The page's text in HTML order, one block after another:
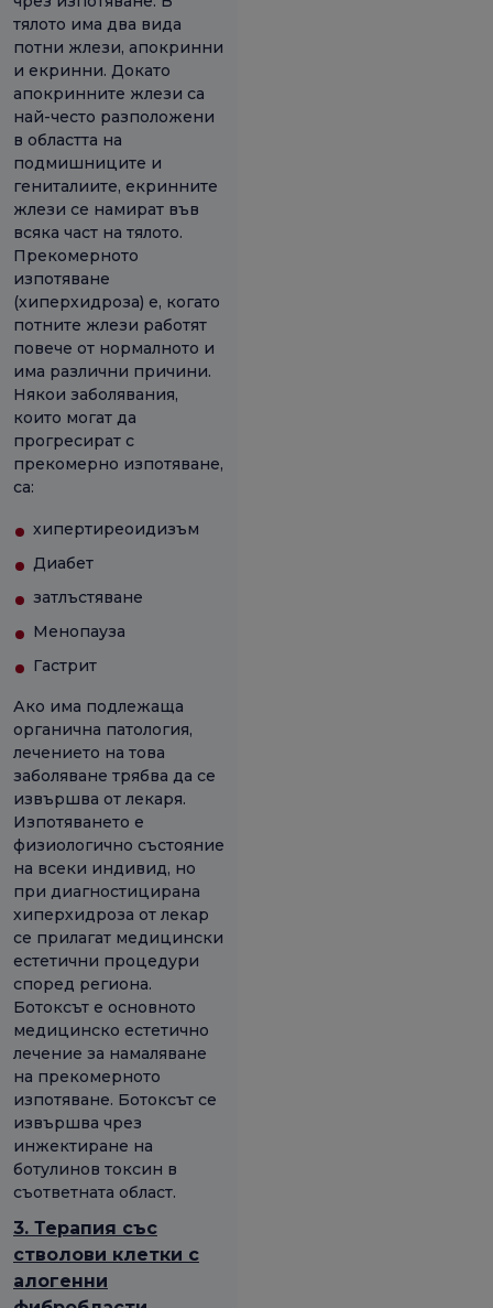
тялото има два вида
потни жлези, апокринни
и екринни. Докато
апокринните жлези са
най-често разположени
в областта на
подмишниците и
гениталиите, екринните
жлези се намират във
всяка част на тялото.
Прекомерното
изпотяване
(хиперхидроза) е, когато
потните жлези работят
повече от нормалното и
има различни причини.
Някои заболявания,
които могат да
прогресират с
прекомерно изпотяване,
са:
хипертиреоидизъм
Диабет
затлъстяване
Менопауза
Гастрит
Ако има подлежаща
органична патология,
лечението на това
заболяване трябва да се
извършва от лекаря.
Изпотяването е
физиологично състояние
на всеки индивид, но
при диагностицирана
хиперхидроза от лекар
се прилагат медицински
естетични процедури
според региона.
Ботоксът е основното
медицинско естетично
лечение за намаляване
на прекомерното
изпотяване. Ботоксът се
извършва чрез
инжектиране на
ботулинов токсин в
съответната област.
3. Терапия със
стволови клетки с
алогенни